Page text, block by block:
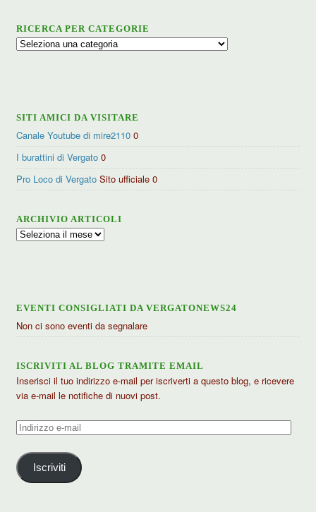
RICERCA PER CATEGORIE
Ricerca
SITI AMICI DA VISITARE
Canale Youtube di mire2110 0
I burattini di Vergato 0
Pro Loco di Vergato Sito ufficiale 0
ARCHIVIO ARTICOLI
Archivio
EVENTI CONSIGLIATI DA VERGATONEWS24
Non ci sono eventi da segnalare
ISCRIVITI AL BLOG TRAMITE EMAIL
Inserisci il tuo indirizzo e-mail per iscriverti a questo blog, e ricevere
via e-mail le notifiche di nuovi post.
Indirizzo
mail
Iscriviti